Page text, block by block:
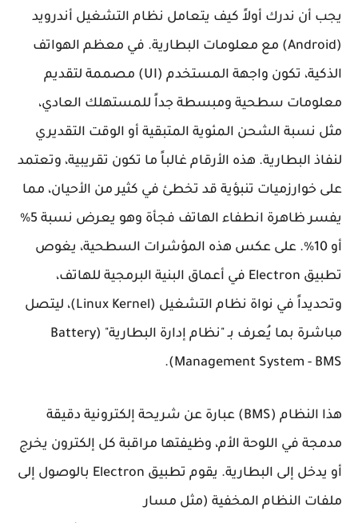
يجب أن ندرك أولاً كيف يتعامل نظام التشغيل أندرويد
(Android) مع معلومات البطارية. في معظم الهواتف
الذكية، تكون واجهة المستخدم (UI) مصممة لتقديم
معلومات سطحية ومبسطة جداً للمستهلك العادي،
مثل نسبة الشحن المئوية المتبقية أو الوقت التقديري
لنفاذ البطارية. هذه الأرقام غالباً ما تكون تقريبية، وتعتمد
على خوارزميات تنبؤية قد تخطئ في كثير من الأحيان، مما
يفسر ظاهرة انطفاء الهاتف فجأة وهو يعرض نسبة 5%
أو 10%. على عكس هذه المؤشرات السطحية، يغوص
تطبيق Electron في أعماق البنية البرمجية للهاتف،
وتحديداً في نواة نظام التشغيل (Linux Kernel)، ليتصل
مباشرة بما يُعرف بـ "نظام إدارة البطارية" (Battery
Management System - BMS).
هذا النظام (BMS) عبارة عن شريحة إلكترونية دقيقة
مدمجة في اللوحة الأم، وظيفتها مراقبة كل إلكترون يخرج
أو يدخل إلى البطارية. يقوم تطبيق Electron بالوصول إلى
ملفات النظام المخفية (مثل مسار